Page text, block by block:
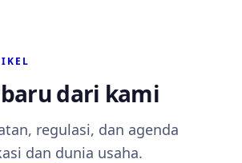
dari kami
regulasi, dan agenda
dan dunia usaha.